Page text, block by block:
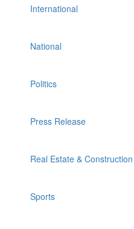
International
National
Politics
Press Release
Real Estate & Construction
Sports